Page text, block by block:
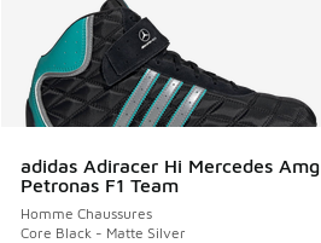
adidas Adiracer Hi Mercedes Amg
Petronas F1 Team
Homme Chaussures
Core Black - Matte Silver